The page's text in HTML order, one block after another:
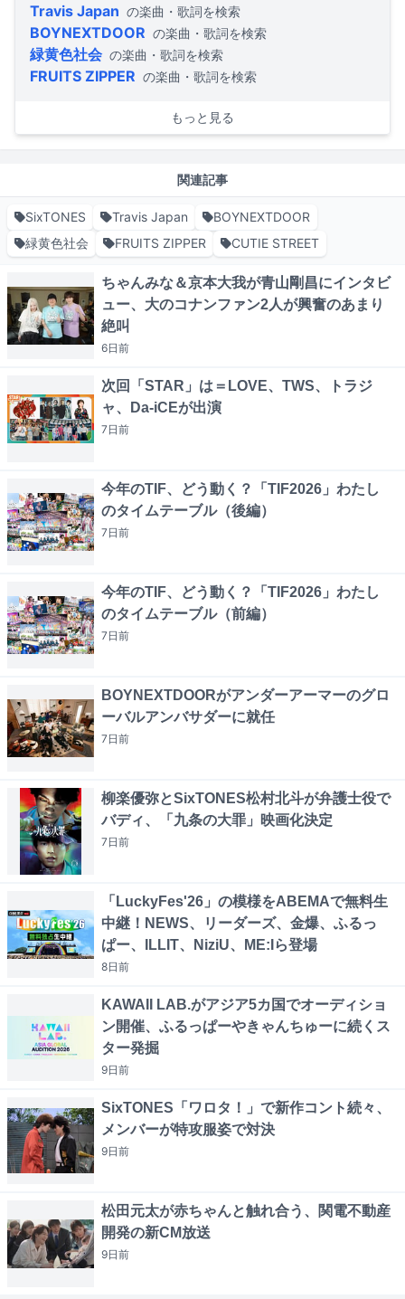
Travis Japan の楽曲・歌詞を検索
BOYNEXTDOOR の楽曲・歌詞を検索
緑黄色社会 の楽曲・歌詞を検索
FRUITS ZIPPER の楽曲・歌詞を検索
もっと見る
関連記事
SixTONES Travis Japan
BOYNEXTDOOR
緑黄色社会
FRUITS ZIPPER CUTIE STREET
ちゃんみな＆京本大我が青山剛昌にインタビ
ュー、大のコナンファン2人が興奮のあまり
絶叫
6日前
次回「STAR」は＝LOVE、TWS、トラジ
ャ、Da-iCEが出演
7日前
今年のTIF、どう動く？「TIF2026」わたし
のタイムテーブル（後編）
7日前
今年のTIF、どう動く？「TIF2026」わたし
のタイムテーブル（前編）
7日前
BOYNEXTDOORがアンダーアーマーのグロ
ーバルアンバサダーに就任
7日前
柳楽優弥とSixTONES松村北斗が弁護士役で
バディ、「九条の大罪」映画化決定
7日前
「LuckyFes'26」の模様をABEMAで無料生
中継！NEWS、リーダーズ、金爆、ふるっ
ぱー、ILLIT、NiziU、ME:Iら登場
8日前
KAWAII LAB.がアジア5カ国でオーディショ
ン開催、ふるっぱーやきゃんちゅーに続くス
ター発掘
9日前
SixTONES「ワロタ！」で新作コント続々、
メンバーが特攻服姿で対決
9日前
松田元太が赤ちゃんと触れ合う、関電不動産
開発の新CM放送
9日前